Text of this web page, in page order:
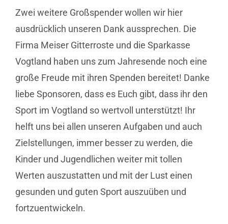
Zwei weitere Großspender wollen wir hier
ausdrücklich unseren Dank aussprechen. Die
Firma Meiser Gitterroste und die Sparkasse
Vogtland haben uns zum Jahresende noch eine
große Freude mit ihren Spenden bereitet! Danke
liebe Sponsoren, dass es Euch gibt, dass ihr den
Sport im Vogtland so wertvoll unterstützt! Ihr
helft uns bei allen unseren Aufgaben und auch
Zielstellungen, immer besser zu werden, die
Kinder und Jugendlichen weiter mit tollen
Werten auszustatten und mit der Lust einen
gesunden und guten Sport auszuüben und
fortzuentwickeln.